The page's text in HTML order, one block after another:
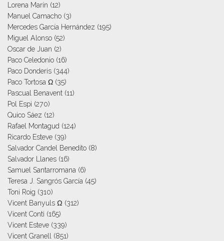
Lorena Marín (12)
Manuel Camacho (3)
Mercedes García Hernández (195)
Miguel Alonso (52)
Oscar de Juan (2)
Paco Celedonio (16)
Paco Donderis (344)
Paco Tortosa Ω (35)
Pascual Benavent (11)
Pol Espi (270)
Quico Sáez (12)
Rafael Montagud (124)
Ricardo Esteve (39)
Salvador Candel Benedito (8)
Salvador Llanes (16)
Samuel Santarromana (6)
Teresa J. Sangrós García (45)
Toni Roig (310)
Vicent Banyuls Ω (312)
Vicent Conti (165)
Vicent Esteve (339)
Vicent Granell (851)